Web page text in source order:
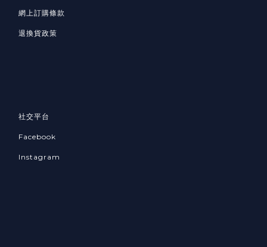
網上訂購條款
退換貨政策
社交平台
Facebook
Instagram